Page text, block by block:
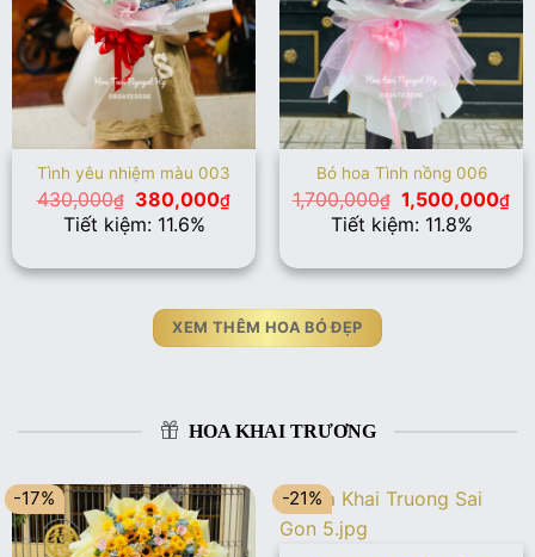
Tình yêu nhiệm màu 003
430,000₫
Giá
gốc
là:
380,000₫Giá
380,000₫.
Tiết kiệm: 11.6%
Bó hoa Tình nồng 006
1,700,000₫ Giá
gốc
là:
1,500,000₫
là:
Tiết kiệm: 11.8%
XEM THÊM HOA BÓ ĐẸP
HOA KHAI TRƯƠNG
-17% -21%